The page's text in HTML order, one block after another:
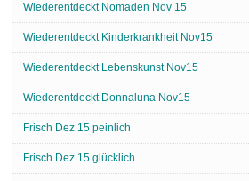
Wiederentdeckt Nomaden Nov 15
Wiederentdeckt Kinderkrankheit Nov15
Wiederentdeckt Lebenskunst Nov15
Wiederentdeckt Donnaluna Nov15
Frisch Dez 15 peinlich
Frisch Dez 15 glücklich